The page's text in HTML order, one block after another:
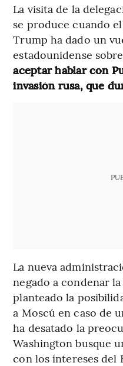
La visita de la
se produce cuando
Trump ha dado un
estadounidense
aceptar hablar con
invasión rusa, que
La nueva
negado a condenar
planteado la
a Moscú en caso de
ha desatado la
Washington busque
con los intereses del